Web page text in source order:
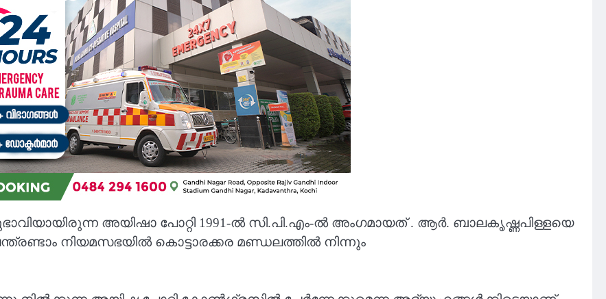
അയിഷാ പോറ്റി 1991-ൽ സി.പി.എം-ൽ അംഗമായത് . ആർ. ബാലകൃഷ്ണപിള്ളയെ
നിയമസഭയിൽ കൊട്ടാരക്കര മണ്ഡലത്തിൽ നിന്നും